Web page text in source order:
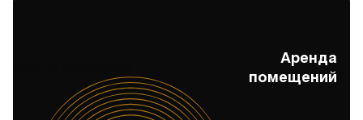
Аренда
помещений